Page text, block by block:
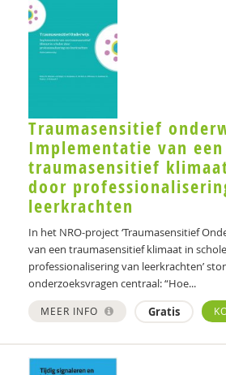
Jeanette Klein
Jeanette Klein Snakenborg
Martijn Kole
Willem Koops
Carina van Kregten
Simone Krijgsman
Hans Kroon
Daphne Lammerinks
Geke Leeuw
Traumasensitief
Implementatie van een
traumasensitief
door
leerkrachten
In het NRO-project ‘Traumasensitief
van een traumasensitief klimaat in
professionalisering van leerkrachten’
onderzoeksvragen centraal: “Hoe...
MEER INFO Gratis